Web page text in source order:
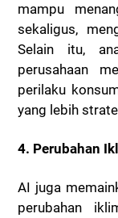
mampu
sekaligus,
Selain itu,
perusahaan
perilaku
yang lebih
4. Perubahan
AI juga
perubahan